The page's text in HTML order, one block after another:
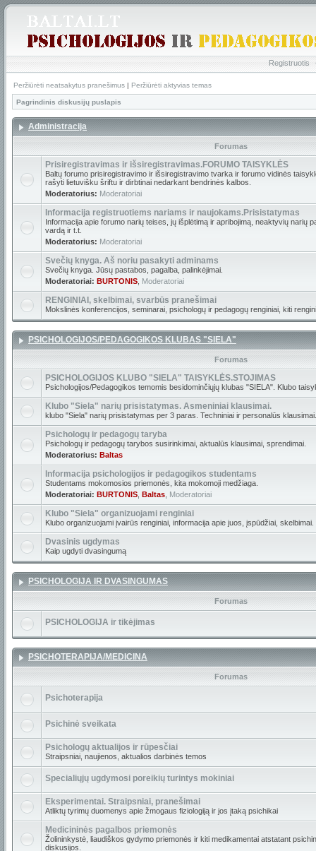
Registruotis
Peržiūrėti neatsakytus pranešimus | Peržiūrėti aktyvias temas
Pagrindinis diskusijų puslapis
Administracija
Forumas
Prisiregistravimas ir išsiregistravimas.FORUMO TAISYKLĖS
Baltų forumo prisiregistravimo ir išsiregistravimo tvarka ir forumo vidinės
rašyti lietuvišku šriftu ir dirbtinai nedarkant bendrinės kalbos.
Moderatorius: Moderatoriai
Informacija registruotiems nariams ir naujokams.Prisistatymas
Informacija apie forumo narių teises, jų išplėtimą ir apribojimą, neaktyvių narių
vardą ir t.t.
Moderatorius: Moderatoriai
Svečių knyga. Aš noriu pasakyti adminams
Svečių knyga. Jūsų pastabos, pagalba, palinkėjimai.
Moderatoriai: BURTONIS Moderatoriai
RENGINIAI, skelbimai, svarbūs pranešimai
Mokslinės konferencijos, seminarai, psichologų ir pedagogų renginiai, kiti
PSICHOLOGIJOS/PEDAGOGIKOS KLUBAS "SIELA"
Forumas
PSICHOLOGIJOS KLUBO "SIELA" TAISYKLĖS.STOJIMAS
Psichologijos/Pedagogikos temomis besidominčiųjų klubas "SIELA". Klubo
Klubo "Siela" narių prisistatymas. Asmeniniai klausimai.
klubo "Siela" narių prisistatymas per 3 paras. Techniniai ir personalūs klausimai.
Psichologų ir pedagogų taryba
Psichologų ir pedagogų tarybos susirinkimai, aktualūs klausimai, sprendimai.
Moderatorius: Baltas
Informacija psichologijos ir pedagogikos studentams
Studentams mokomosios priemonės, kita mokomoji medžiaga.
Moderatoriai: BURTONIS Baltas Moderatoriai
Klubo "Siela" organizuojami renginiai
Klubo organizuojami įvairūs renginiai, informacija apie juos, įspūdžiai, skelbimai.
Dvasinis ugdymas
Kaip ugdyti dvasingumą
PSICHOLOGIJA IR DVASINGUMAS
Forumas
PSICHOLOGIJA ir tikėjimas
PSICHOTERAPIJA/MEDICINA
Forumas
Psichoterapija
Psichinė sveikata
Psichologų aktualijos ir rūpesčiai
Straipsniai, naujienos, aktualios darbinės temos
Specialiųjų ugdymosi poreikių turintys mokiniai
Eksperimentai. Straipsniai, pranešimai
Atliktų tyrimų duomenys apie žmogaus fiziologiją ir jos įtaką psichikai
Medicininės pagalbos priemonės
Žolininkystė, liaudiškos gydymo priemonės ir kiti medikamentai atstatant
diskusijos.